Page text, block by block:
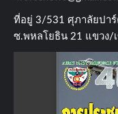
ที่อยู่​ 3/531​ ศุภาลัยปาร์
ซ.พหลโยธิน​ 21​ แขวง/